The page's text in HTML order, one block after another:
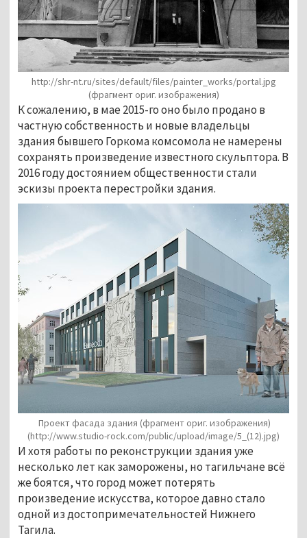
http://shr-nt.ru/sites/default/files/painter_works/portal.jpg
(фрагмент ориг. изображения)
К сожалению, в мае 2015-го оно было продано в
частную собственность и новые владельцы
здания бывшего Горкома комсомола не намерены
сохранять произведение известного скульптора. В
2016 году достоянием общественности стали
эскизы проекта перестройки здания.
Проект фасада здания (фрагмент ориг. изображения)
(http://www.studio-rock.com/public/upload/image/5_(12).jpg)
И хотя работы по реконструкции здания уже
несколько лет как заморожены, но тагильчане всё
же боятся, что город может потерять
произведение искусства, которое давно стало
одной из достопримечательностей Нижнего
Тагила.